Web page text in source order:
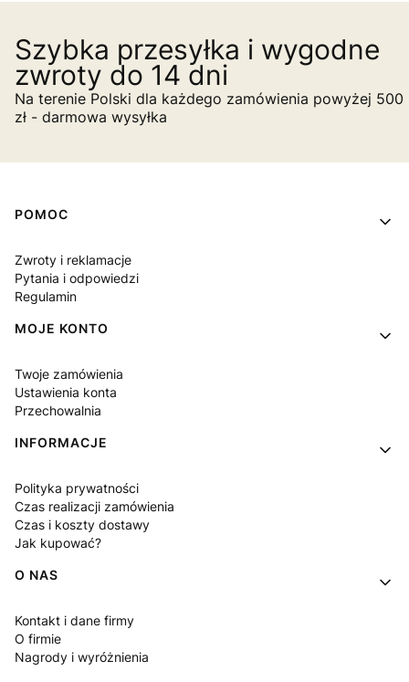
Szybka przesyłka i wygodne
zwroty do 14 dni
Na terenie Polski dla każdego zamówienia powyżej 500
zł - darmowa wysyłka
Linki w stopce
POMOC
Zwroty i reklamacje
Pytania i odpowiedzi
Regulamin
MOJE KONTO
Twoje zamówienia
Ustawienia konta
Przechowalnia
INFORMACJE
Polityka prywatności
Czas realizacji zamówienia
Czas i koszty dostawy
Jak kupować?
O NAS
Kontakt i dane firmy
O firmie
Nagrody i wyróżnienia